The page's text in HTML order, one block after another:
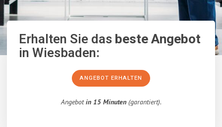
Erhalten Sie dasbeste Angebot
in Wiesbaden:
ANGEBOT ERHALTEN
Angebotin 15 Minuten(garantiert).